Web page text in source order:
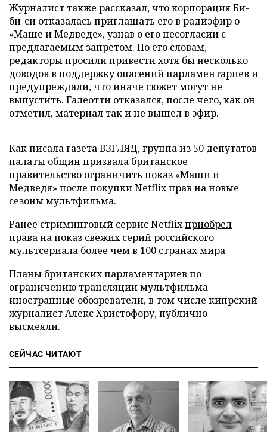
Журналист также рассказал, что корпорация Би-
би-си отказалась приглашать его в радиэфир о
«Маше и Медведе», узнав о его несогласии с
предлагаемым запретом. По его словам,
редакторы просили привести хотя бы несколько
доводов в поддержку опасений парламентариев и
предупреждали, что иначе сюжет могут не
выпустить. Галеотти отказался, после чего, как он
отметил, материал так и не вышел в эфир.
Как писала газета ВЗГЛЯД, группа из 50 депутатов
палаты общин призвала британское
правительство ограничить показ «Маши и
Медведя» после покупки Netflix прав на новые
сезоны мультфильма.
Ранее стриминговый сервис Netflixприобрел
права на показ свежих серий российского
мультсериала более чем в 100 странах мира
Планы британских парламентариев по
ограничению трансляции мультфильма
иностранные обозреватели, в том числе кипрский
журналист Алекс Христофору, публично
высмеяли.
СЕЙЧАС ЧИТАЮТ